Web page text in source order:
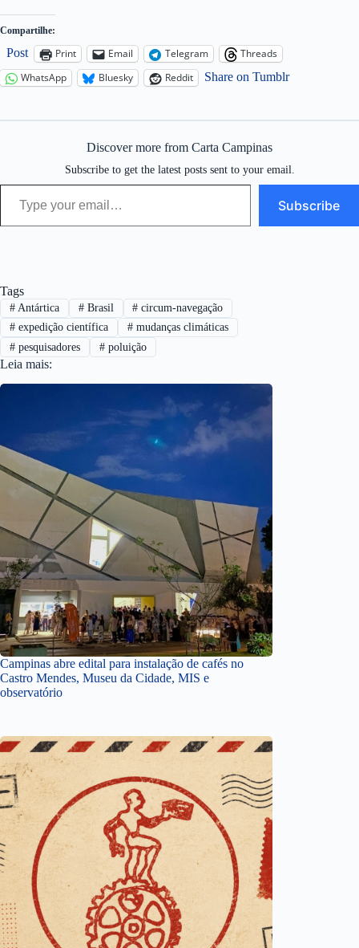
Compartilhe:
Post Print Email Telegram
Threads
WhatsApp
Bluesky Reddit Share on Tumblr
Discover more from Carta Campinas
Subscribe to get the latest posts sent to your email.
Type your email…
Subscribe
Tags
#Antártica #Brasil # circum-navegação
#expedição científica #mudanças climáticas
#pesquisadores #poluição
Leia mais:
Campinas abre edital para instalação de cafés no
Castro Mendes, Museu da Cidade, MIS e
observatório